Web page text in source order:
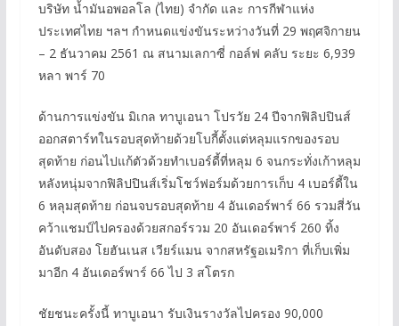
บริษัท น้ำมันอพอลโล (ไทย) จำกัด และ การกีฬาแห่ง
ประเทศไทย ฯลฯ กำหนดแข่งขันระหว่างวันที่ 29 พฤศจิกายน
– 2 ธันวาคม 2561 ณ สนามเลกาซี่ กอล์ฟ คลับ ระยะ 6,939
หลา พาร์ 70
ด้านการแข่งขัน มิเกล ทาบูเอนา โปรวัย 24 ปีจากฟิลิปปินส์
ออกสตาร์ทในรอบสุดท้ายด้วยโบกี้ตั้งแต่หลุมแรกของรอบ
สุดท้าย ก่อนไปแก้ตัวด้วยทำเบอร์ดี้ที่หลุม 6 จนกระทั่งเก้าหลุม
หลังหนุ่มจากฟิลิปปินส์เริ่มโชว์ฟอร์มด้วยการเก็บ 4 เบอร์ดี้ใน
6 หลุมสุดท้าย ก่อนจบรอบสุดท้าย 4 อันเดอร์พาร์ 66 รวมสี่วัน
คว้าแชมป์ไปครองด้วยสกอร์รวม 20 อันเดอร์พาร์ 260 ทิ้ง
อันดับสอง โยฮันเนส เวียร์แมน จากสหรัฐอเมริกา ที่เก็บเพิ่ม
มาอีก 4 อันเดอร์พาร์ 66 ไป 3 สโตรก
ชัยชนะครั้งนี้ ทาบูเอนา รับเงินรางวัลไปครอง 90,000